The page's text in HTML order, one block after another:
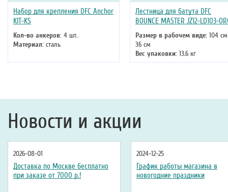
Набор для крепления DFC Anchor
KIT-KS
Кол-во анкеров: 4 шт.
Материал: сталь
Лестница для батута DFC
BOUNCE MASTER JZ12-LD103-
Размер в рабочем виде: 104
36 см
Вес упаковки: 13.6 кг
Максимальная нагрузка:100
Новости и акции
2026-08-01
Доставка по Москве бесплатно
при заказе от 7000 р.!
2024-12-25
График работы магазина в
новогодние праздники